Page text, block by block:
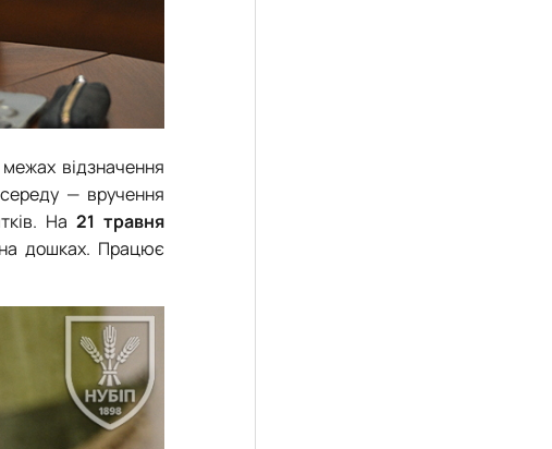
відзначення
— вручення
На 21 травня
дошках. Працює